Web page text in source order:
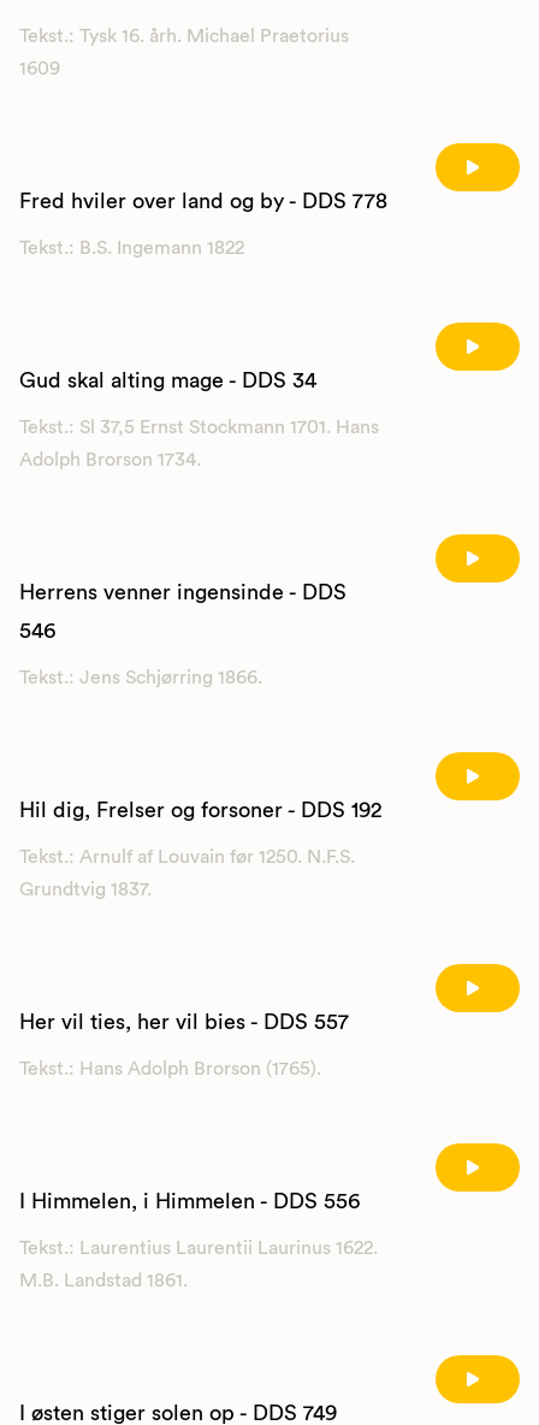
Tekst.: Tysk 16. årh. Michael Praetorius
1609
Fred hviler over land og by - DDS 778
Tekst.: B.S. Ingemann 1822
Gud skal alting mage - DDS 34
Tekst.: Sl 37,5 Ernst Stockmann 1701. Hans
Adolph Brorson 1734.
Herrens venner ingensinde - DDS
546
Tekst.: Jens Schjørring 1866.
Hil dig, Frelser og forsoner - DDS 192
Tekst.: Arnulf af Louvain før 1250. N.F.S.
Grundtvig 1837.
Her vil ties, her vil bies - DDS 557
Tekst.: Hans Adolph Brorson (1765).
I Himmelen, i Himmelen - DDS 556
Tekst.: Laurentius Laurentii Laurinus 1622.
M.B. Landstad 1861.
I østen stiger solen op - DDS 749